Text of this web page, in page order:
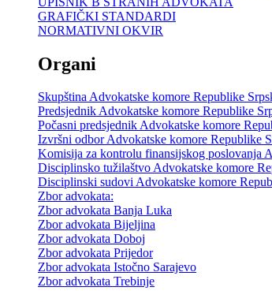
GRAFIČKI STANDARDI
NORMATIVNI OKVIR
Organi
Skupština Advokatske komore Republike
Predsjednik Advokatske komore Republike
Počasni predsjednik Advokatske komore
Izvršni odbor Advokatske komore Republike
Komisija za kontrolu finansijskog poslovanja
Disciplinsko tužilaštvo Advokatske komore
Disciplinski sudovi Advokatske komore
Zbor advokata:
Zbor advokata Banja Luka
Zbor advokata Bijeljina
Zbor advokata Doboj
Zbor advokata Prijedor
Zbor advokata Istočno Sarajevo
Zbor advokata Trebinje